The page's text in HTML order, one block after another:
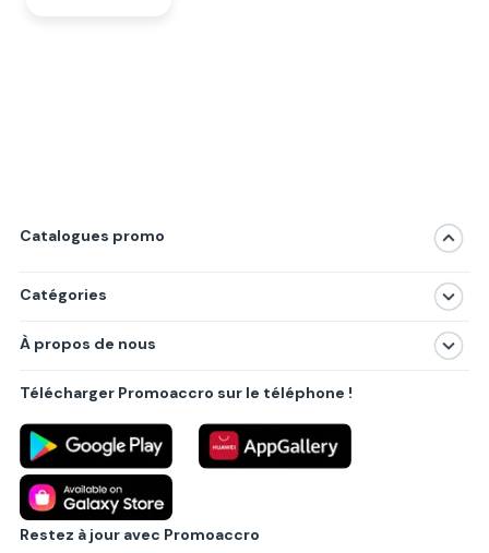
Catalogues promo
Catégories
Produits
Villes principales
À propos de nous
Politique de confidentialité
Règlements
Partenariat B2B
Blog
Contact
Télécharger Promoaccro sur le téléphone !
Restez à jour avec Promoaccro